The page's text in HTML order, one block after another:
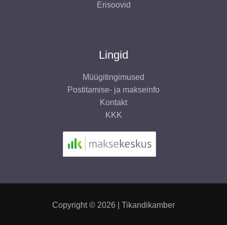
Erisoovid
Lingid
Müügitingimused
Postitamise- ja makseinfo
Kontakt
KKK
Copyright © 2026 | Tikandikamber